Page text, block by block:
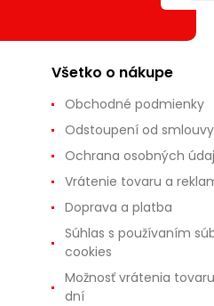
Všetko o nákupe
Obchodné podmienky
Odstoupení od smlouvy
Ochrana osobných
Vrátenie tovaru a
Doprava a platba
Súhlas s používaním
cookies
Možnosť vrátenia
dní